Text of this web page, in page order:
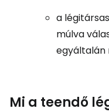
a
múlva
egyáltalán
Mi a teendő